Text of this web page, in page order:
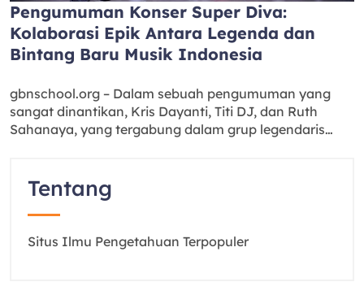
Pengumuman Konser Super Diva:
Kolaborasi Epik Antara Legenda dan
Bintang Baru Musik Indonesia
gbnschool.org – Dalam sebuah pengumuman yang
sangat dinantikan, Kris Dayanti, Titi DJ, dan Ruth
Sahanaya, yang tergabung dalam grup legendaris…
Tentang
Situs Ilmu Pengetahuan Terpopuler